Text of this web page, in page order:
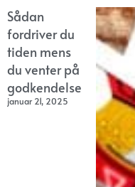
Sådan
fordriver du
tiden mens
du venter på
godkendelse
januar 21, 2025